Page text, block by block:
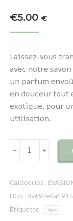
€5.00 €
Laissez-vous
avec notre
un parfum
en douceur tout
exotique, pour
utilisation.
quantité
-
Hawaï
-
﹣ ﹢
Catégories :
UGS : 0a692e0a4913
Étiquette :
Vert